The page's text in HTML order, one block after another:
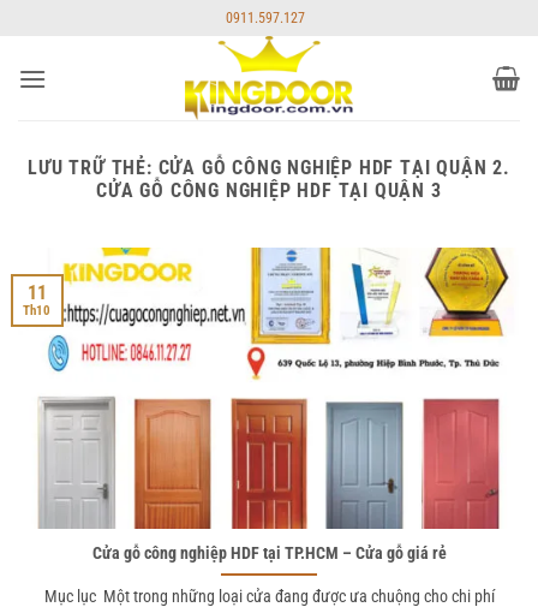
nội
0911.597.127
LƯU TRỮ THẺ: CỬA GỖ CÔNG NGHIỆP HDF TẠI QUẬN 2.
CỬA GỖ CÔNG NGHIỆP HDF TẠI QUẬN 3
Cửa gỗ công nghiệp HDF tại TP.HCM – Cửa gỗ giá rẻ
Mục lục Một trong những loại cửa đang được ưa chuộng cho chi phí
11
Th10